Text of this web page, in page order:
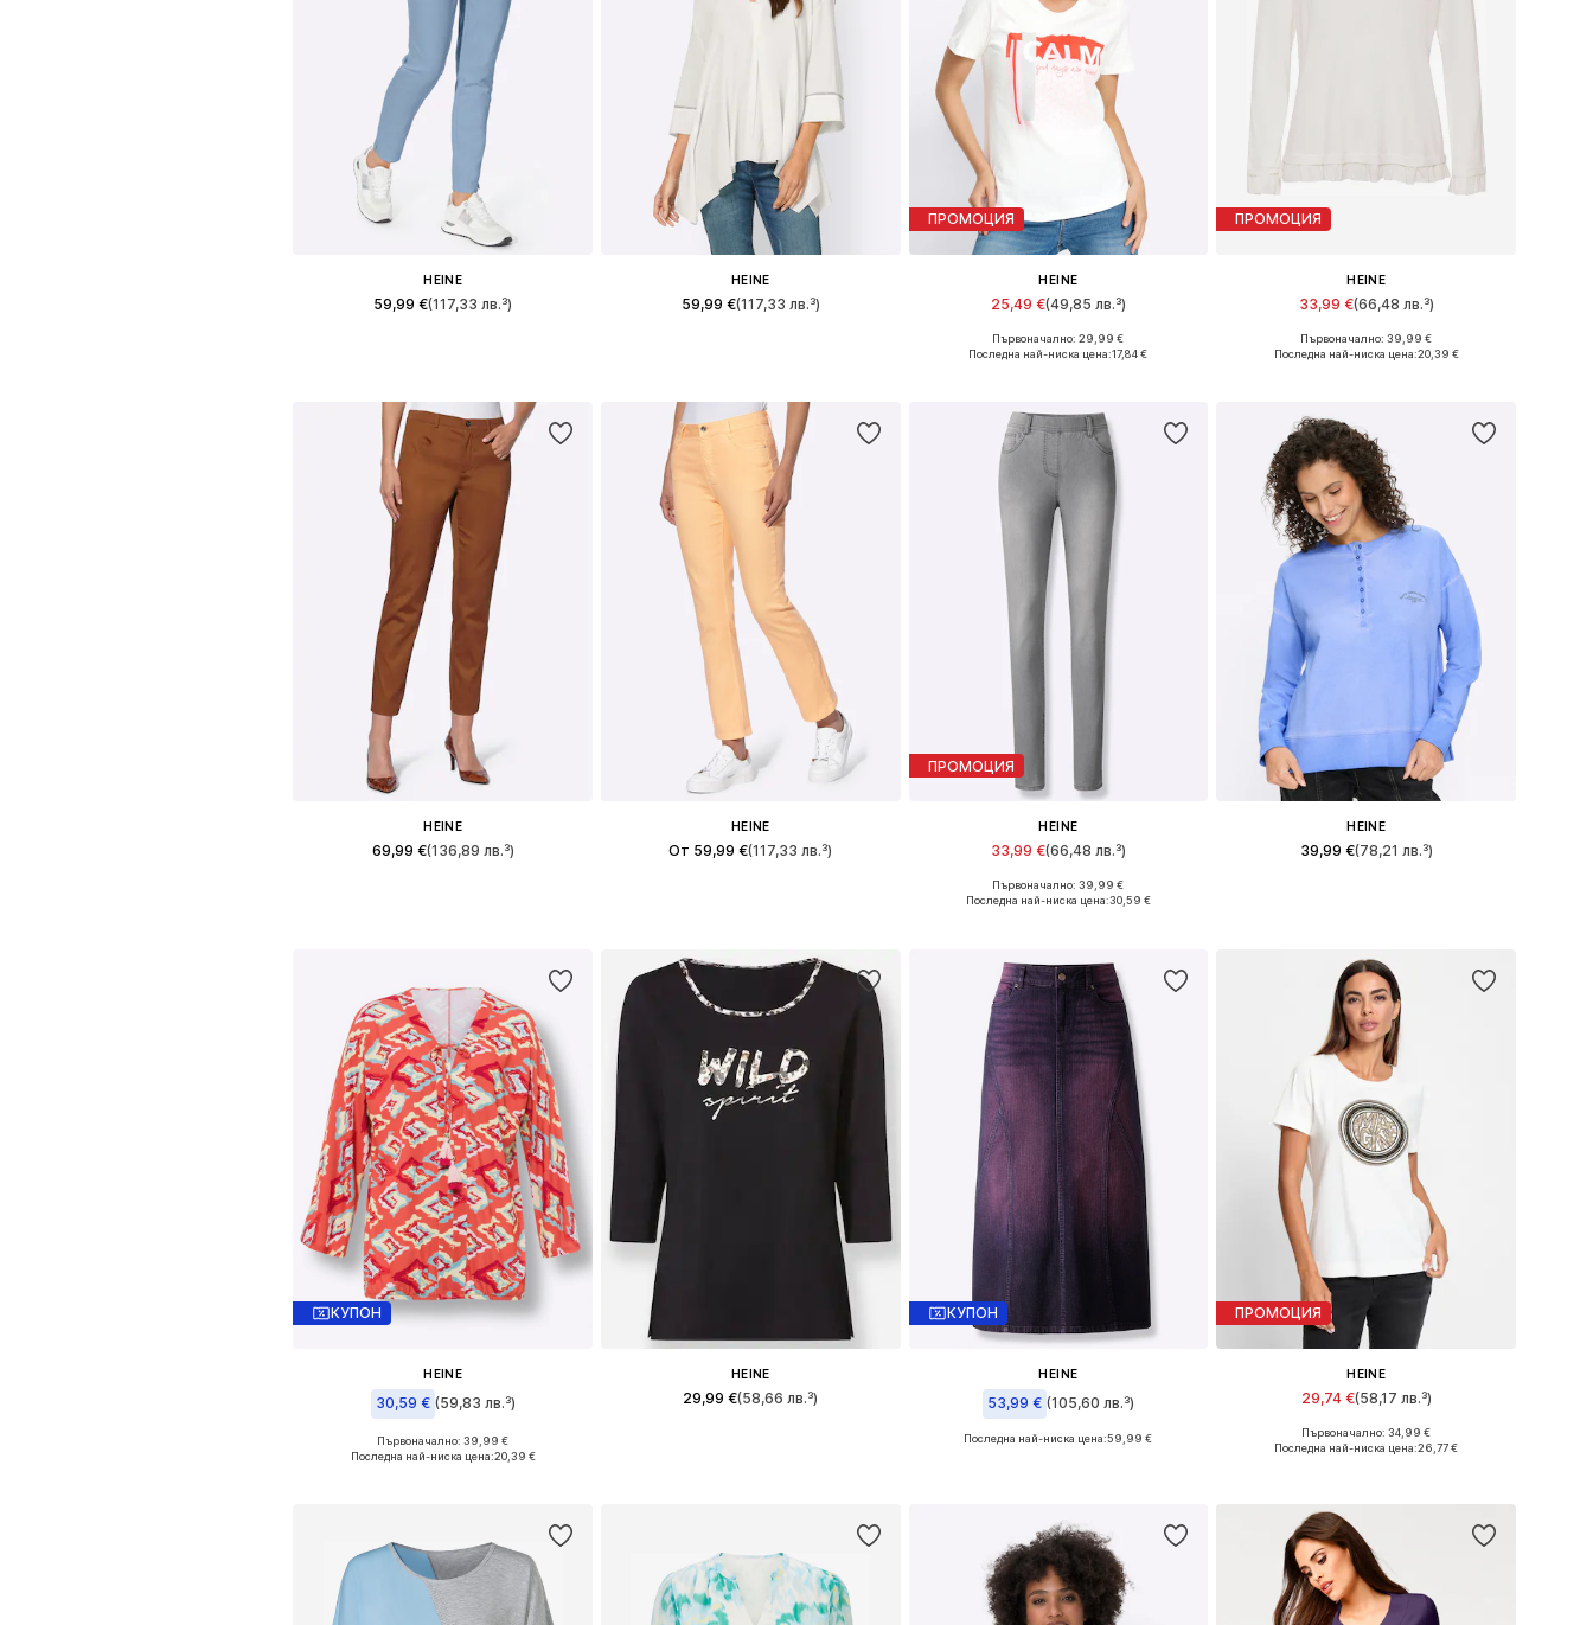
HEINE
59,99 €(117,33 лв.³)
HEINE
59,99 €(117,33 лв.³)
ПРОМОЦИЯ
HEINE
25,49 €(49,85 лв.³)
Предлага се в много размери
Първоначално: 29,99 €
Последна най-ниска цена:17,84 €
ПРОМОЦИЯ
HEINE
33,99 €(66,48 лв.³)
Предлага се в много размери
Първоначално: 39,99 €
Последна най-ниска цена:20,39 €
HEINE
69,99 €(136,89 лв.³)
HEINE
От 59,99 €(117,33 лв.³)
ПРОМОЦИЯ
HEINE
33,99 €(66,48 лв.³)
Предлага се в много размери
Първоначално: 39,99 €
Последна най-ниска цена:30,59 €
HEINE
39,99 €(78,21 лв.³)
КУПОН
HEINE
30,59 € (59,83 лв.³)
Предлага се в много размери
Първоначално: 39,99 €
Последна най-ниска цена:20,39 €
HEINE
29,99 €(58,66 лв.³)
КУПОН
HEINE
53,99 € (105,60 лв.³)
Налични размери: 34, 36, 38, 40, 42
Последна най-ниска цена:59,99 €
ПРОМОЦИЯ
HEINE
29,74 €(58,17 лв.³)
Предлага се в много размери
Първоначално: 34,99 €
Последна най-ниска цена:26,77 €